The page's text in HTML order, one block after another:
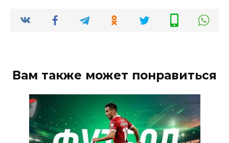
Вам также может понравиться